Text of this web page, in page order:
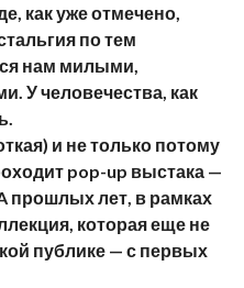
как уже отмечено,
по тем
нам милыми,
У человечества, как
и не только потому
pop-up выстака —
прошлых лет, в рамках
которая еще не
публике — с первых